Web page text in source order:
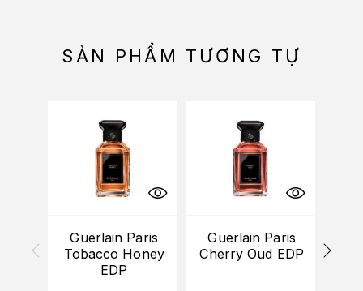
SẢN PHẨM TƯƠNG TỰ
Guerlain Paris
Tobacco Honey
EDP
Guerlain Paris
Cherry Oud EDP